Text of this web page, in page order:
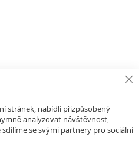
stránek, nabídli přizpůsobený
analyzovat návštěvnost,
se svými partnery pro sociální